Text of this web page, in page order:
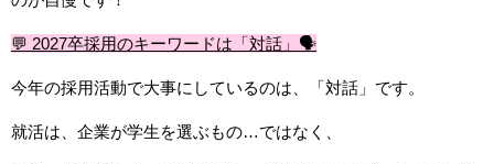
💬 2027卒採用のキーワードは「対話」🗣️
今年の採用活動で大事にしているのは、「対話」です。
就活は、企業が学生を選ぶもの…ではなく、